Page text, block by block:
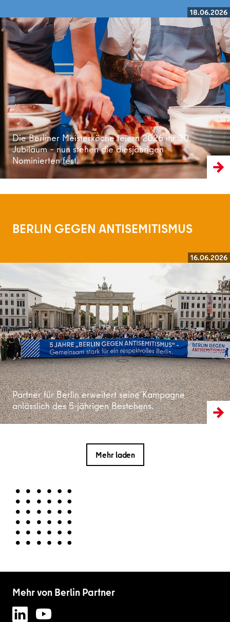
18.06.2026
Die Berliner Meisterköche feiern 2026 ihr 30.
Jubiläum – nun stehen die diesjährigen
Nominierten fest.
Weiterlesen
BERLIN GEGEN ANTISEMITISMUS
16.06.2026
Partner für Berlin erweitert seine Kampagne
anlässlich des 5-jährigen Bestehens.
Weiterlesen
Mehr laden
Mehr von Berlin Partner